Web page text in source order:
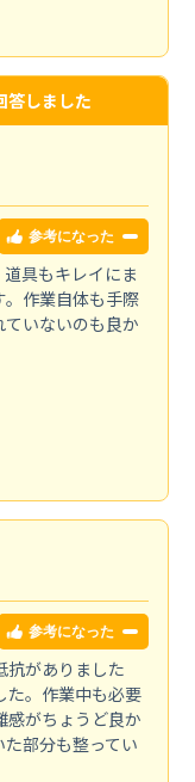
答しました
参考になった
具もキレイにま
。作業自体も手際
いないのも良か
参考になった
抗がありました
た。作業中も必要
感がちょうど良か
部分も整ってい